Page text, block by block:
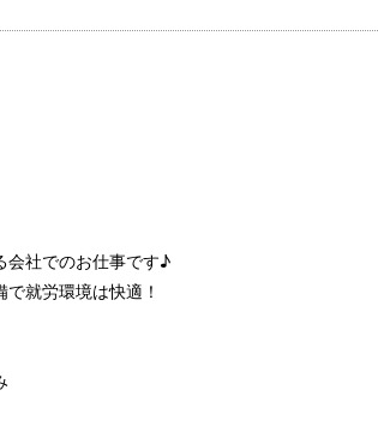
会社でのお仕事です♪
就労環境は快適！